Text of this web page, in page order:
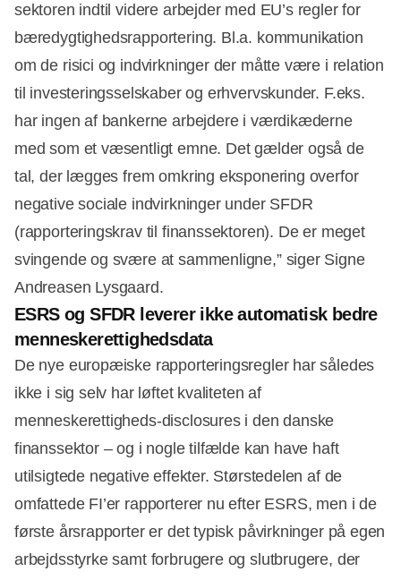
sektoren indtil videre arbejder med EU’s regler for
bæredygtighedsrapportering. Bl.a. kommunikation
om de risici og indvirkninger der måtte være i relation
til investeringsselskaber og erhvervskunder. F.eks.
har ingen af bankerne arbejdere i værdikæderne
med som et væsentligt emne. Det gælder også de
tal, der lægges frem omkring eksponering overfor
negative sociale indvirkninger under SFDR
(rapporteringskrav til finanssektoren). De er meget
svingende og svære at sammenligne,” siger Signe
Andreasen Lysgaard.
ESRS og SFDR leverer ikke automatisk bedre
menneskerettighedsdata
De nye europæiske rapporteringsregler har således
ikke i sig selv har løftet kvaliteten af
menneskerettigheds‑disclosures i den danske
finanssektor – og i nogle tilfælde kan have haft
utilsigtede negative effekter. Størstedelen af de
omfattede FI’er rapporterer nu efter ESRS, men i de
første årsrapporter er det typisk påvirkninger på egen
arbejdsstyrke samt forbrugere og slutbrugere, der